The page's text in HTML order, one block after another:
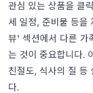
관심 있는 상품을 클
세 일정, 준비물 등을
뷰' 섹션에서 다른 가
는 것이 중요합니다.
친절도, 식사의 질 등
다.